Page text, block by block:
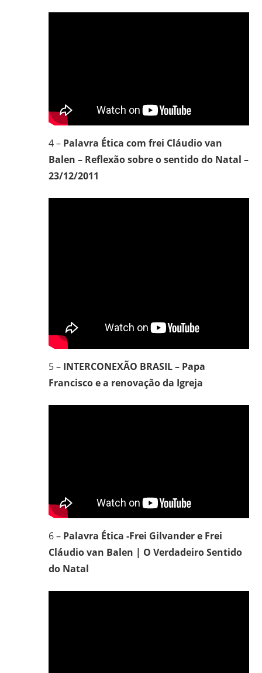
4 – Palavra Ética com frei Cláudio van
Balen – Reflexão sobre o sentido do Natal –
23/12/2011
5 – INTERCONEXÃO BRASIL – Papa
Francisco e a renovação da Igreja
6 – Palavra Ética -Frei Gilvander e Frei
Cláudio van Balen | O Verdadeiro Sentido
do Natal